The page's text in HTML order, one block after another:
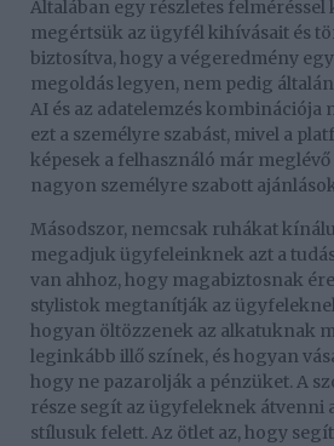
Általában egy részletes felméréssel
megértsük az ügyfél kihívásait és
biztosítva, hogy a végeredmény
megoldás legyen, nem pedig
AI és az adatelemzés kombinációja
ezt a személyre szabást, mivel a
képesek a felhasználó már
nagyon személyre szabott
Másodszor, nemcsak ruhákat
megadjuk ügyfeleinknek azt a
van ahhoz, hogy magabiztosnak
stylistok megtanítják az
hogyan öltözzenek az alkatuknak
leginkább illő színek, és hogyan
hogy ne pazarolják a pénzüket. A
része segít az ügyfeleknek átvenni
stílusuk felett. Az ötlet az, hogy